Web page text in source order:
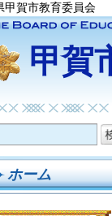
甲賀市教育委員会
甲賀
ホーム